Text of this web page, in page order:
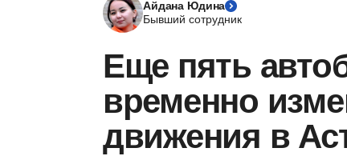
Айдана Юдина
Бывший сотрудник
Еще пять
временно
движения в